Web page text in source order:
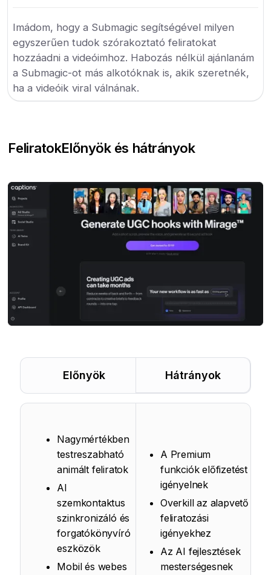
Imádom, hogy a Submagic segítségével milyen
egyszerűen tudok szórakoztató feliratokat
hozzáadni a videóimhoz. Habozás nélkül ajánlanám
a Submagic-ot más alkotóknak is, akik szeretnék,
ha a videóik viral válnának.
FeliratokElőnyök és hátrányok
Előnyök Hátrányok
Nagymértékben
testreszabható
animált feliratok
AI
szemkontaktus
szinkronizáló és
forgatókönyvíró
eszközök
Mobil és webes
A Premium
funkciók előfizetést
igényelnek
Overkill az alapvető
feliratozási
igényekhez
Az AI fejlesztések
mesterségesnek